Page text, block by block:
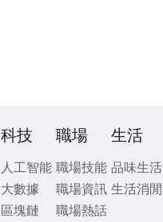
科技
人工智能
大數據
區塊鏈
職場
職場技能
職場資訊
職場熱話
生活
品味生活
生活消閒